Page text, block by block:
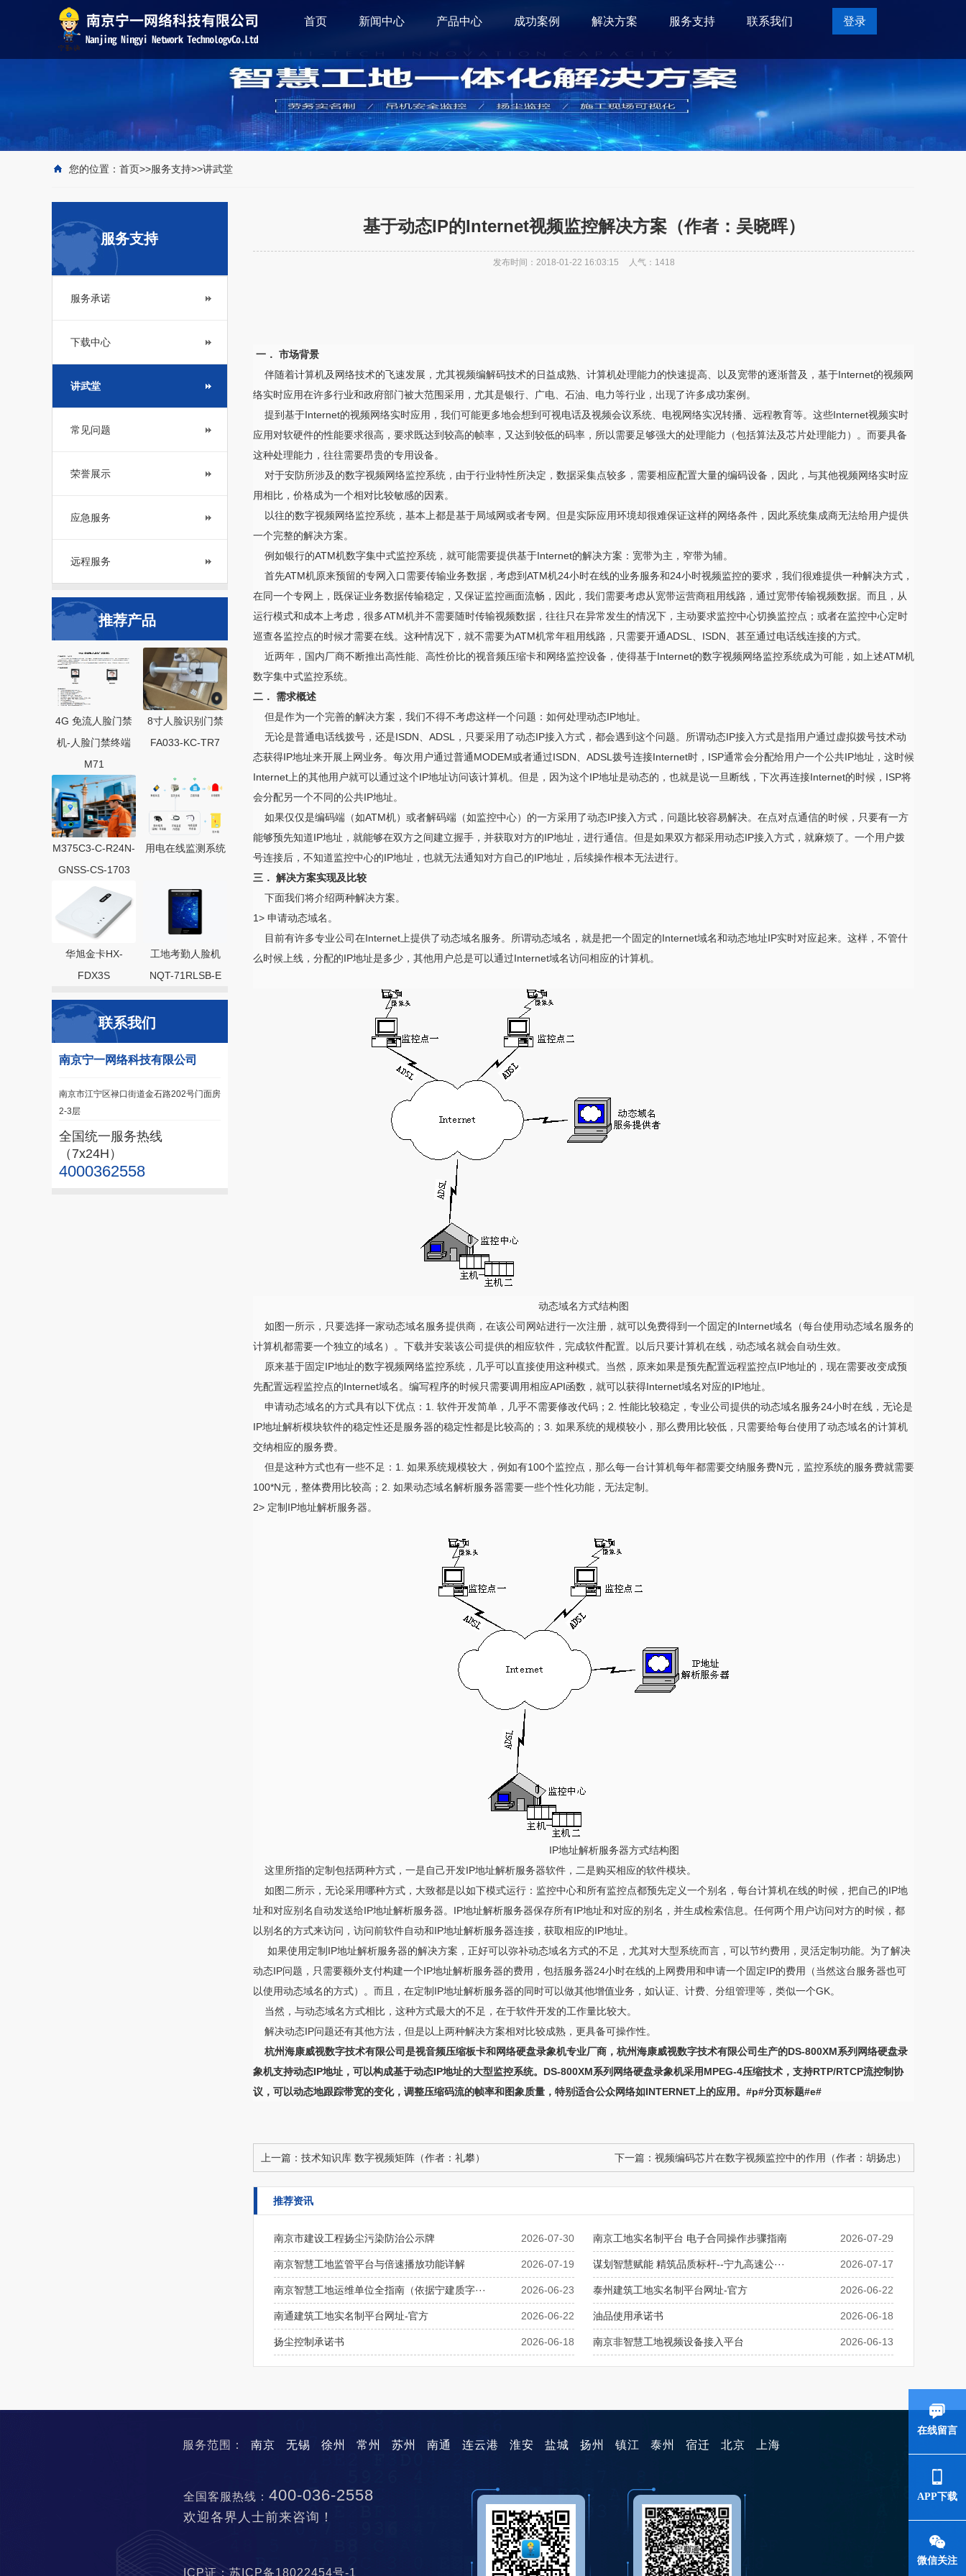
首页 新闻中心 产品中心 成功案例 解决方案 服务支持 联系我们 登录
您的位置： 首页>>服务支持>>讲武堂
服务支持
服务承诺
下载中心
讲武堂
常见问题
荣誉展示
应急服务
远程服务
推荐产品
4G 免流人脸门禁
机-人脸门禁终端
M71
8寸人脸识别门禁
FA033-KC-TR7
M375C3-C-R24N-
GNSS-CS-1703
用电在线监测系统
华旭金卡HX-
FDX3S
工地考勤人脸机
NQT-71RLSB-E
联系我们
南京宁一网络科技有限公司
南京市江宁区禄口街道金石路202号门面房
2-3层
全国统一服务热线
（7x24H）
4000362558
基于动态IP的Internet视频监控解决方案（作者：吴晓晖）
发布时间：2018-01-22 16:03:15 人气： 1418
一． 市场背景
伴随着计算机及网络技术的飞速发展，尤其视频编解码技术的日益成熟、计算机处理能力的快速提高、以及宽带的逐渐普及，基于Internet的视频网
络实时应用在许多行业和政府部门被大范围采用，尤其是银行、广电、石油、电力等行业，出现了许多成功案例。
提到基于Internet的视频网络实时应用，我们可能更多地会想到可视电话及视频会议系统、电视网络实况转播、远程教育等。这些Internet视频实时
应用对软硬件的性能要求很高，要求既达到较高的帧率，又达到较低的码率，所以需要足够强大的处理能力（包括算法及芯片处理能力）。而要具备
这种处理能力，往往需要昂贵的专用设备。
对于安防所涉及的数字视频网络监控系统，由于行业特性所决定，数据采集点较多，需要相应配置大量的编码设备，因此，与其他视频网络实时应
用相比，价格成为一个相对比较敏感的因素。
以往的数字视频网络监控系统，基本上都是基于局域网或者专网。但是实际应用环境却很难保证这样的网络条件，因此系统集成商无法给用户提供
一个完整的解决方案。
例如银行的ATM机数字集中式监控系统，就可能需要提供基于Internet的解决方案：宽带为主，窄带为辅。
首先ATM机原来预留的专网入口需要传输业务数据，考虑到ATM机24小时在线的业务服务和24小时视频监控的要求，我们很难提供一种解决方式，
在同一个专网上，既保证业务数据传输稳定，又保证监控画面流畅，因此，我们需要考虑从宽带运营商租用线路，通过宽带传输视频数据。而且，从
运行模式和成本上考虑，很多ATM机并不需要随时传输视频数据，往往只在异常发生的情况下，主动要求监控中心切换监控点；或者在监控中心定时
巡查各监控点的时候才需要在线。这种情况下，就不需要为ATM机常年租用线路，只需要开通ADSL、ISDN、甚至通过电话线连接的方式。
近两年，国内厂商不断推出高性能、高性价比的视音频压缩卡和网络监控设备，使得基于Internet的数字视频网络监控系统成为可能，如上述ATM机
数字集中式监控系统。
二． 需求概述
但是作为一个完善的解决方案，我们不得不考虑这样一个问题：如何处理动态IP地址。
无论是普通电话线拨号，还是ISDN、ADSL，只要采用了动态IP接入方式，都会遇到这个问题。所谓动态IP接入方式是指用户通过虚拟拨号技术动
态获得IP地址来开展上网业务。每次用户通过普通MODEM或者通过ISDN、ADSL拨号连接Internet时，ISP通常会分配给用户一个公共IP地址，这时候
Internet上的其他用户就可以通过这个IP地址访问该计算机。但是，因为这个IP地址是动态的，也就是说一旦断线，下次再连接Internet的时候，ISP将
会分配另一个不同的公共IP地址。
如果仅仅是编码端（如ATM机）或者解码端（如监控中心）的一方采用了动态IP接入方式，问题比较容易解决。在点对点通信的时候，只要有一方
能够预先知道IP地址，就能够在双方之间建立握手，并获取对方的IP地址，进行通信。但是如果双方都采用动态IP接入方式，就麻烦了。一个用户拨
号连接后，不知道监控中心的IP地址，也就无法通知对方自己的IP地址，后续操作根本无法进行。
三． 解决方案实现及比较
下面我们将介绍两种解决方案。
1> 申请动态域名。
目前有许多专业公司在Internet上提供了动态域名服务。所谓动态域名，就是把一个固定的Internet域名和动态地址IP实时对应起来。这样，不管什
么时候上线，分配的IP地址是多少，其他用户总是可以通过Internet域名访问相应的计算机。
动态域名方式结构图
如图一所示，只要选择一家动态域名服务提供商，在该公司网站进行一次注册，就可以免费得到一个固定的Internet域名（每台使用动态域名服务的
计算机都需要一个独立的域名）。下载并安装该公司提供的相应软件，完成软件配置。以后只要计算机在线，动态域名就会自动生效。
原来基于固定IP地址的数字视频网络监控系统，几乎可以直接使用这种模式。当然，原来如果是预先配置远程监控点IP地址的，现在需要改变成预
先配置远程监控点的Internet域名。编写程序的时候只需要调用相应API函数，就可以获得Internet域名对应的IP地址。
申请动态域名的方式具有以下优点：1. 软件开发简单，几乎不需要修改代码；2. 性能比较稳定，专业公司提供的动态域名服务24小时在线，无论是
IP地址解析模块软件的稳定性还是服务器的稳定性都是比较高的；3. 如果系统的规模较小，那么费用比较低，只需要给每台使用了动态域名的计算机
交纳相应的服务费。
但是这种方式也有一些不足：1. 如果系统规模较大，例如有100个监控点，那么每一台计算机每年都需要交纳服务费N元，监控系统的服务费就需要
100*N元，整体费用比较高；2. 如果动态域名解析服务器需要一些个性化功能，无法定制。
2> 定制IP地址解析服务器。
IP地址解析服务器方式结构图
这里所指的定制包括两种方式，一是自己开发IP地址解析服务器软件，二是购买相应的软件模块。
如图二所示，无论采用哪种方式，大致都是以如下模式运行：监控中心和所有监控点都预先定义一个别名，每台计算机在线的时候，把自己的IP地
址和对应别名自动发送给IP地址解析服务器。IP地址解析服务器保存所有IP地址和对应的别名，并生成检索信息。任何两个用户访问对方的时候，都
以别名的方式来访问，访问前软件自动和IP地址解析服务器连接，获取相应的IP地址。
如果使用定制IP地址解析服务器的解决方案，正好可以弥补动态域名方式的不足，尤其对大型系统而言，可以节约费用，灵活定制功能。为了解决
动态IP问题，只需要额外支付构建一个IP地址解析服务器的费用，包括服务器24小时在线的上网费用和申请一个固定IP的费用（当然这台服务器也可
以使用动态域名的方式）。而且，在定制IP地址解析服务器的同时可以做其他增值业务，如认证、计费、分组管理等，类似一个GK。
当然，与动态域名方式相比，这种方式最大的不足，在于软件开发的工作量比较大。
解决动态IP问题还有其他方法，但是以上两种解决方案相对比较成熟，更具备可操作性。
杭州海康威视数字技术有限公司是视音频压缩板卡和网络硬盘录象机专业厂商，杭州海康威视数字技术有限公司生产的DS-800XM系列网络硬盘录
象机支持动态IP地址，可以构成基于动态IP地址的大型监控系统。DS-800XM系列网络硬盘录象机采用MPEG-4压缩技术，支持RTP/RTCP流控制协
议，可以动态地跟踪带宽的变化，调整压缩码流的帧率和图象质量，特别适合公众网络如INTERNET上的应用。#p#分页标题#e#
上一篇： 技术知识库 数字视频矩阵（作者：礼攀） 下一篇： 视频编码芯片在数字视频监控中的作用（作者：胡扬忠）
推荐资讯
2026-07-30
南京市建设工程扬尘污染防治公示牌 2026-07-29
南京工地实名制平台 电子合同操作步骤指南
2026-07-19
南京智慧工地监管平台与倍速播放功能详解 2026-07-17
谋划智慧赋能 精筑品质标杆--宁九高速公···
2026-06-23
南京智慧工地运维单位全指南（依据宁建质字··· 2026-06-22
泰州建筑工地实名制平台网址-官方
2026-06-22
南通建筑工地实名制平台网址-官方 2026-06-18
油品使用承诺书
2026-06-18
扬尘控制承诺书 2026-06-13
南京非智慧工地视频设备接入平台
服务范围： 南京 无锡 徐州 常州 苏州 南通 连云港 淮安 盐城 扬州 镇江 泰州 宿迁 北京 上海
全国客服热线：400-036-2558
欢迎各界人士前来咨询！
ICP证：苏ICP备18022454号-1
在线留言
APP下载
微信关注